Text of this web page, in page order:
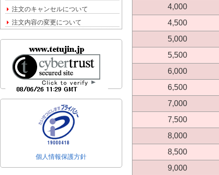
注文のキャンセルについて
注文内容の変更について
個人情報保護方針
4,000
4,500
5,000
5,500
6,000
6,500
7,000
7,500
8,000
8,500
9,000